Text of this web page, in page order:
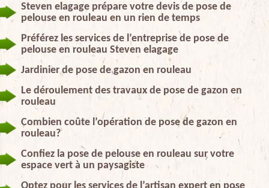
Steven elagage prépare votre devis de pose de
pelouse en rouleau en un rien de temps
Préférez les services de l’entreprise de pose de
pelouse en rouleau Steven elagage
Jardinier de pose de gazon en rouleau
Le déroulement des travaux de pose de gazon en
rouleau
Combien coûte l’opération de pose de gazon en
rouleau?
Confiez la pose de pelouse en rouleau sur votre
espace vert à un paysagiste